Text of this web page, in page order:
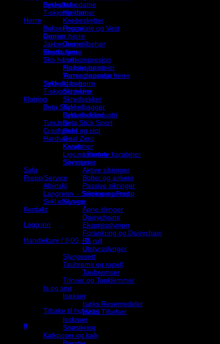
Beskyttelse
Hjelmer
Knebeskytter
Ryggplate og Vest
Droner
Dronetilbehør
Restitusjon
Luftkompresjon
Massasjepistoler
Varmemassasje
Sekk og bag
Skisekker
Skredsekker
Sykkelbagger
Sykkelsekker
Turutstyr
Bord og stol
Goal Zero
Kniver
Liggeunderlag
Soveposer
Salg
Prepp/Service
Alpinski
Langrenn – Service og Prepp
Sykkelservice
Kontakt
Logg inn
Handlekurv / 0,00 ,- 0
Du har ingen produkter i handlekurven.
Tilbake til butikken
0
Handlekurv
Sykkelklær dame
T-skjorter damer
Herre
Bukser herre
Genser herre
Jakker herre
Shorts herre
Sko herre
Fjellsko herre
Terrengløpesko herre
Sykkelklær herre
T-skjorter herre
Klatring
Beta Stick
Beta stick industri
Beta Stick Sport
Crashpads
Hardvare
Karabiner
Låsende karabiner
Sikringer
Aktive sikringer
Bolter og ankere
Passive sikringer
Sikringer annet
Slynger
Åpne slynger
Daisychains
Ekspresslynger
Forankring og Daisychain
På rull
Utstyrsslynger
Slyngesett
Taubrems og rapell
Taubremser
Trinser og Tauklemmer
Is og snø
Isøkser
Isøks Reservedeler
Isøks Tilbehør
Isskruer
Snøsikring
Kalkposer og kalk